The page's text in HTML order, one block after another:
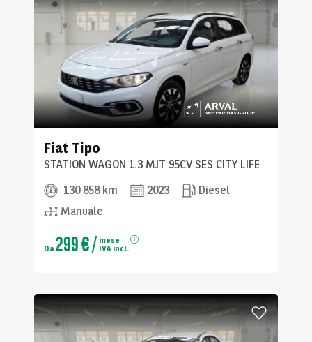
Fiat Tipo
STATION WAGON 1.3 MJT 95CV SES CITY LIFE
130 858 km
2023
Diesel
Manuale
Da299 €/ mese
IVA incl.